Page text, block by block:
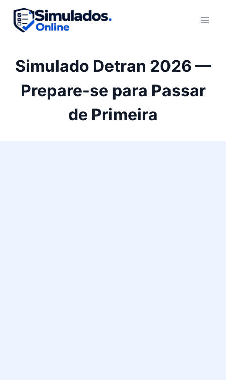
Pular
para
Simulado Detran 2026 —
Prepare-se para Passar
de Primeira